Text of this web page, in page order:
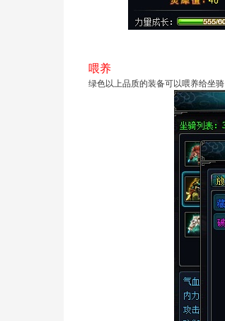
喂养
绿色以上品质的装备可以喂养给坐